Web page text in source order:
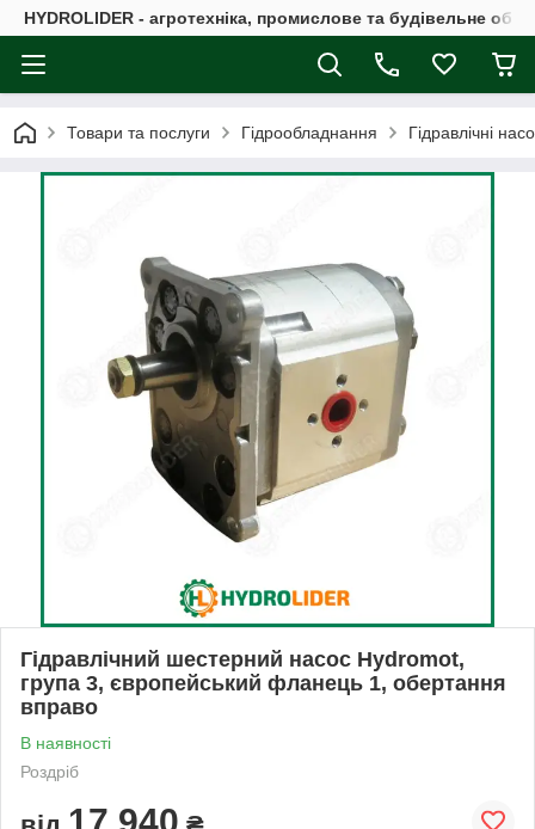
HYDROLIDER - агротехніка, промислове та будівельне
Товари та послуги Гідрообладнання Гідравлічні
Гідравлічний шестерний насос Hydromot,
група 3, європейський фланець 1, обертання
вправо
В наявності
Роздріб
17 940